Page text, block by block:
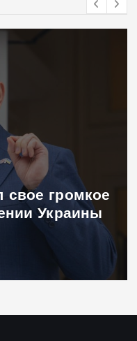
громкое
Украины